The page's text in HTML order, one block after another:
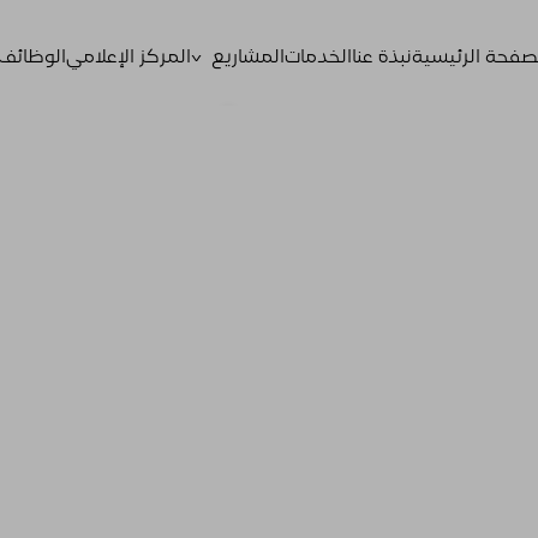
الرئيسيةنبذة عنا الخدمات المشاريع ^ المركز الإعلامي